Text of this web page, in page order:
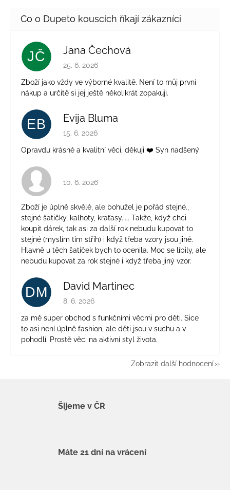
JČ Jana Čechová
Hodnocení obchodu je 5 z 5 hvězdiček.
25. 6. 2026
Zboží jako vždy ve výborné kvalitě. Není to můj první
nákup a určitě si jej ještě několikrát zopakuji.
EB Evija Bluma
Hodnocení obchodu je 5 z 5 hvězdiček.
15. 6. 2026
Opravdu krásné a kvalitní věci, děkuji ❤️ Syn nadšený
Hodnocení obchodu je 4 z 5 hvězdiček.
10. 6. 2026
Zboží je úplně skvělé, ale bohužel je pořád stejné.,
stejné šatičky, kalhoty, kraťasy..... Takže, když chci
koupit dárek, tak asi za další rok nebudu kupovat to
stejné (myslím tím střih) i když třeba vzory jsou jiné.
Hlavně u těch šatiček bych to ocenila. Moc se líbily, ale
nebudu kupovat za rok stejné i když třeba jiný vzor.
DM David Martinec
Hodnocení obchodu je 5 z 5 hvězdiček.
8. 6. 2026
za mě super obchod s funkčními věcmi pro děti. Sice
to asi není úplně fashion, ale děti jsou v suchu a v
pohodlí. Prostě věci na aktivní styl života.
Zobrazit další hodnocení
Šijeme v ČR
Máte 21 dní na vrácení